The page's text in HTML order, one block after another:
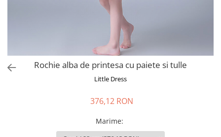
Rochie alba de printesa cu paiete si tulle
Little Dress
376,12 RON
Marime: